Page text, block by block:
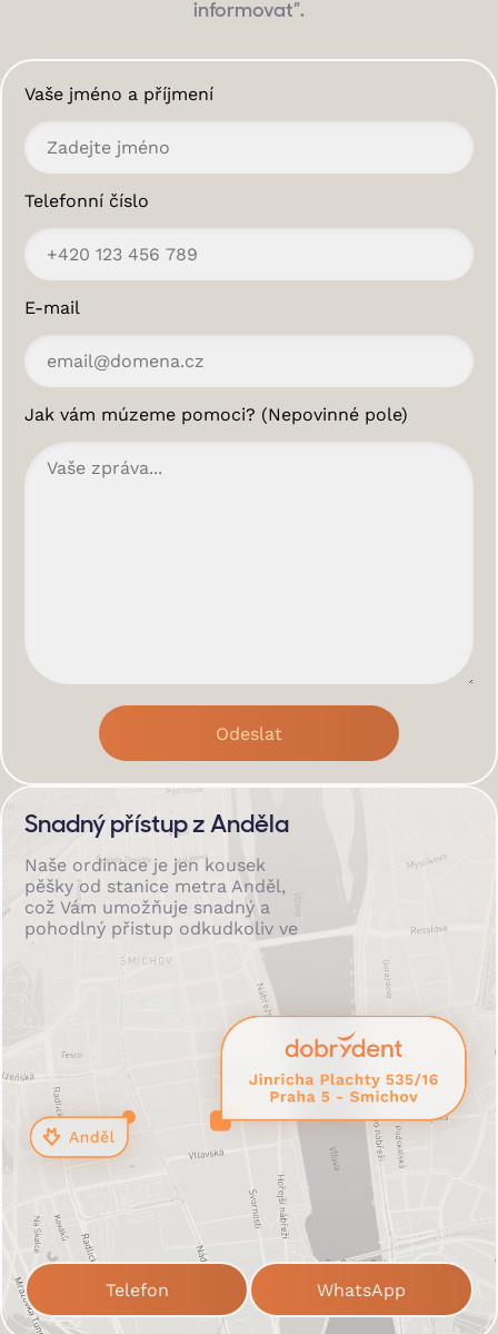
informovat”.
Vaše jméno a příjmení
Telefonní číslo
E-mail
Jak vám múzeme pomoci? (Nepovinné pole)
Snadný přístup z Anděla
Naše ordinace je jen kousek
pěšky od stanice metra Anděl,
což Vám umožňuje snadný a
pohodlný přistup odkudkoliv ve
Telefon WhatsApp